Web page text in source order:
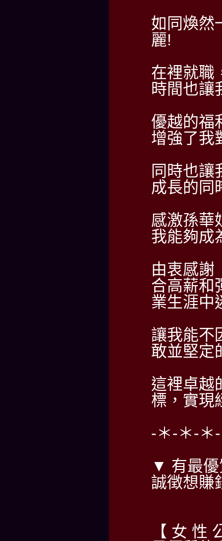
如同煥然
麗!
在裡就職
時間也讓
優越的福
增強了我
同時也讓
成長的同
感激孫華
我能夠成
由衷感謝
合高薪和
業生涯中
讓我能不
敢並堅定
這裡卓越
標，實現
-＊-＊-＊
▼ 有最
誠徴想賺
【 女 性